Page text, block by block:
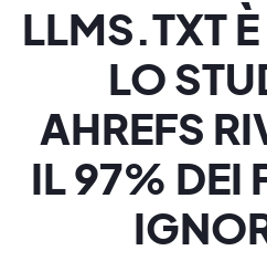
LLMS.TXT
LO
AHREFS
IL 97% DEI